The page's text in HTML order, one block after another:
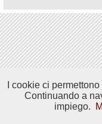
I cookie ci
Continuando a
impiego.